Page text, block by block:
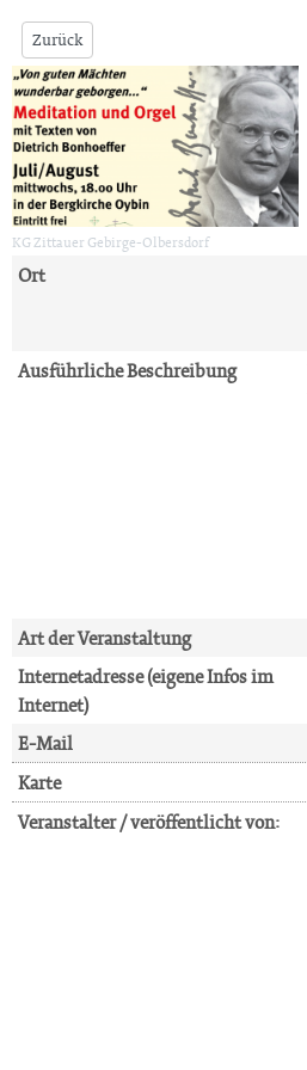
Zurück
KG Zittauer Gebirge-Olbersdorf
Ort
Ausführliche Beschreibung
Art der Veranstaltung
Internetadresse (eigene Infos im
Internet)
E-Mail
Karte
Veranstalter / veröffentlicht von: